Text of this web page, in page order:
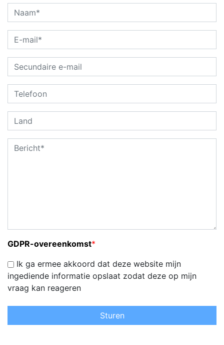
GDPR-overeenkomst*
Ik ga ermee akkoord dat deze website mijn
ingediende informatie opslaat zodat deze op mijn
vraag kan reageren
Sturen